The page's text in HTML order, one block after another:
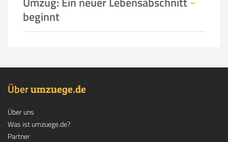
beginnt
Überumzuege.de
Über uns
Was ist umzuege.de?
Partner